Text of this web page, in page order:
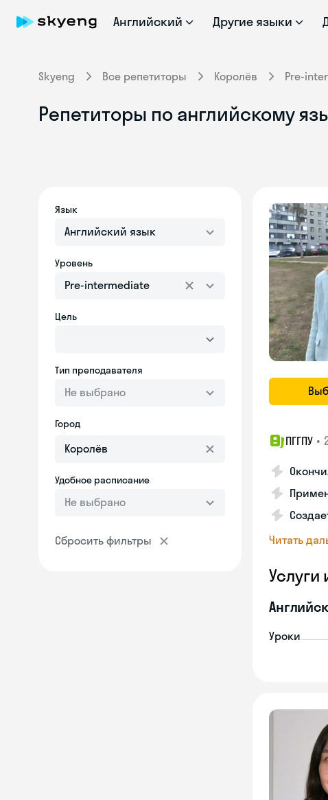
Английский Другие языки
Skyeng Все репетиторы Королёв Pre-
Репетиторы по английскому
Язык
Английский язык
Уровень
Pre-intermediate
Цель
Тип преподавателя
Не выбрано
Город
Удобное расписание
Не выбрано
Сбросить фильтры
ПГГПУ •
Читать
Услуги
Уроки